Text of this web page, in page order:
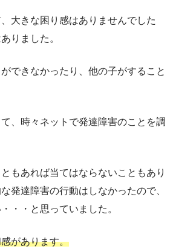
大きな困り感はありませんでした
りました。
できなかったり、他の子がすること
、時々ネットで発達障害のことを調
もあれば当てはならないこともあり
発達障害の行動はしなかったので、
・・と思っていました。
があります。